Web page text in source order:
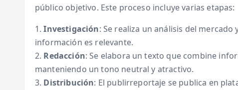
público objetivo. Este proceso incluye varias etapas:
1.Investigación: Se realiza un análisis del
información es relevante.
2. Redacción: Se elabora un texto que combine
manteniendo un tono neutral y atractivo.
3. Distribución: El publirreportaje se publica en